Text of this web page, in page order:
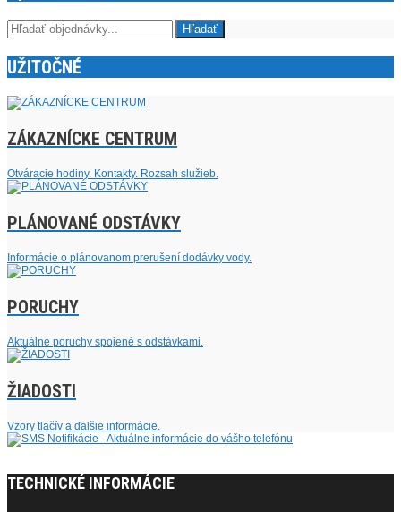
UŽITOČNÉ
ZÁKAZNÍCKE CENTRUM
Otváracie hodiny. Kontakty. Rozsah služieb.
PLÁNOVANÉ ODSTÁVKY
Informácie o plánovanom prerušení dodávky vody.
PORUCHY
Aktuálne poruchy spojené s odstávkami.
ŽIADOSTI
Vzory tlačív a ďalšie informácie.
TECHNICKÉ INFORMÁCIE